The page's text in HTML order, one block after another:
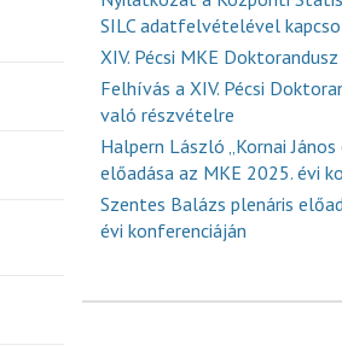
SILC adatfelvételével
XIV. Pécsi MKE
Felhívás a XIV. Pécsi
való részvételre
Halpern László „Kornai
előadása az MKE 2025. évi
Szentes Balázs plenáris
évi konferenciáján